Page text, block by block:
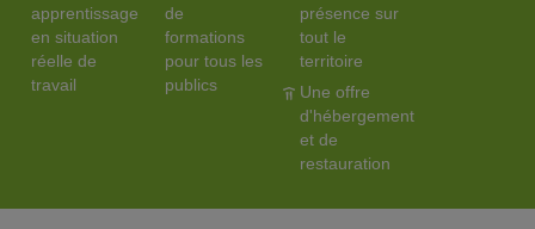
apprentissage
en situation
réelle de
travail
de
formations
pour tous les
publics
présence sur
tout le
territoire
Une offre
d'hébergement
et de
restauration